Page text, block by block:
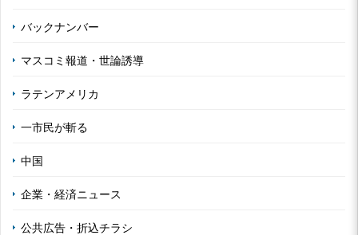
バックナンバー
マスコミ報道・世論誘導
ラテンアメリカ
一市民が斬る
中国
企業・経済ニュース
公共広告・折込チラシ